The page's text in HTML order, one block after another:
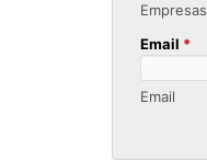
Empresas
Email *
Email